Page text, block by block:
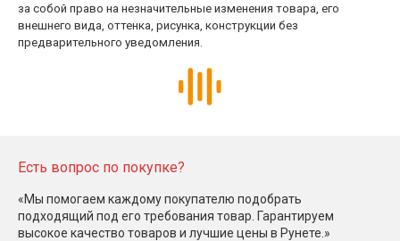
за собой право на незначительные изменения товара, его
внешнего вида, оттенка, рисунка, конструкции без
предварительного уведомления.
Есть вопрос по покупке?
«Мы помогаем каждому покупателю подобрать
подходящий под его требования товар. Гарантируем
высокое качество товаров и лучшие цены в Рунете.»